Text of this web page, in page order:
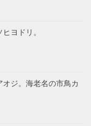
ヨドリ。
ジ。海老名の市鳥カ